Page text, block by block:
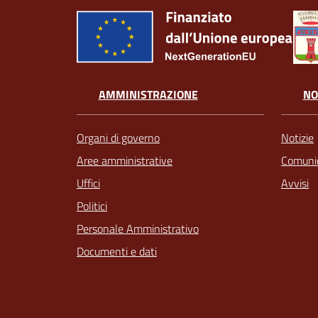
AMMINISTRAZIONE
Organi di governo
Aree amministrative
Uffici
Politici
Personale Amministrativo
Documenti e dati
Notizie
Avvisi